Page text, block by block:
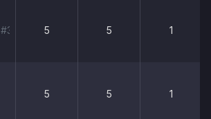
#31 5 5 1
5 5 1